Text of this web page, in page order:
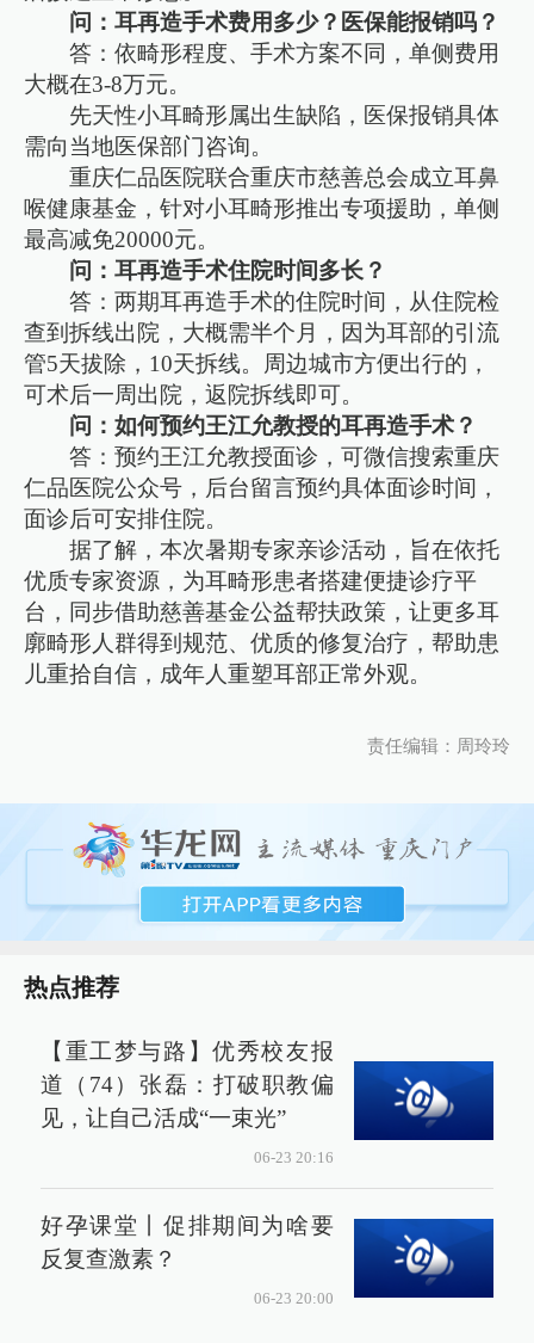
问：耳再造手术费用多少？医保能报销吗？
答：依畸形程度、手术方案不同，单侧费用
大概在3-8万元。
先天性小耳畸形属出生缺陷，医保报销具体
需向当地医保部门咨询。
重庆仁品医院联合重庆市慈善总会成立耳鼻
喉健康基金，针对小耳畸形推出专项援助，单侧
最高减免20000元。
问：耳再造手术住院时间多长？
答：两期耳再造手术的住院时间，从住院检
查到拆线出院，大概需半个月，因为耳部的引流
管5天拔除，10天拆线。周边城市方便出行的，
可术后一周出院，返院拆线即可。
问：如何预约王江允教授的耳再造手术？
答：预约王江允教授面诊，可微信搜索重庆
仁品医院公众号，后台留言预约具体面诊时间，
面诊后可安排住院。
据了解，本次暑期专家亲诊活动，旨在依托
优质专家资源，为耳畸形患者搭建便捷诊疗平
台，同步借助慈善基金公益帮扶政策，让更多耳
廓畸形人群得到规范、优质的修复治疗，帮助患
儿重拾自信，成年人重塑耳部正常外观。
责任编辑：周玲玲
热点推荐
【重工梦与路】优秀校友报
道（74）张磊：打破职教偏
见，让自己活成“一束光”
06-23 20:16
好孕课堂丨促排期间为啥要
反复查激素？
06-23 20:00